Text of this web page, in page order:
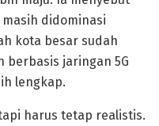
didominasi
kota besar sudah
berbasis jaringan 5G
lengkap.
harus tetap realistis.